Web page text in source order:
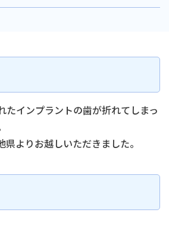
たインプラントの歯が折れてしまっ
よりお越しいただきました。